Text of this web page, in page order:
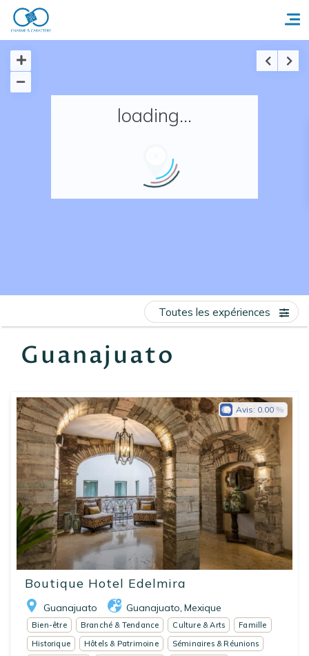
Accueil
Nos adresses en France
loading...
Guanajuato
Toutes les expériences
Boutique Hotel Edelmira
Guanajuato Guanajuato Mexique
Avis: 0.00
Bien-être Branché & Tendance Culture & Arts
Famille
Historique
Hôtels & Patrimoine
Séminaires & Réunions